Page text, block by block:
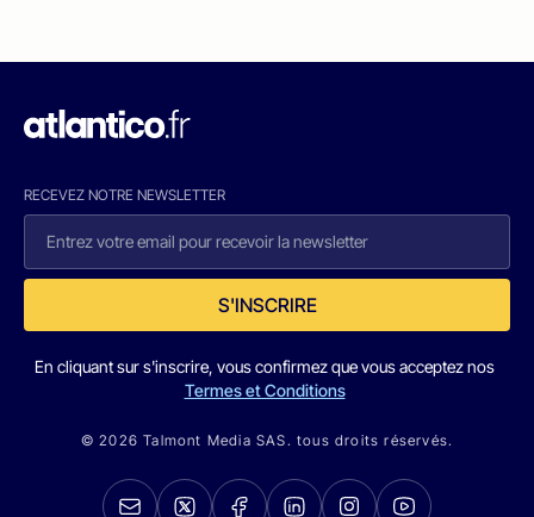
RECEVEZ NOTRE NEWSLETTER
S'INSCRIRE
En cliquant sur s'inscrire, vous confirmez que vous acceptez nos
Termes et Conditions
© 2026 Talmont Media SAS. tous droits réservés.